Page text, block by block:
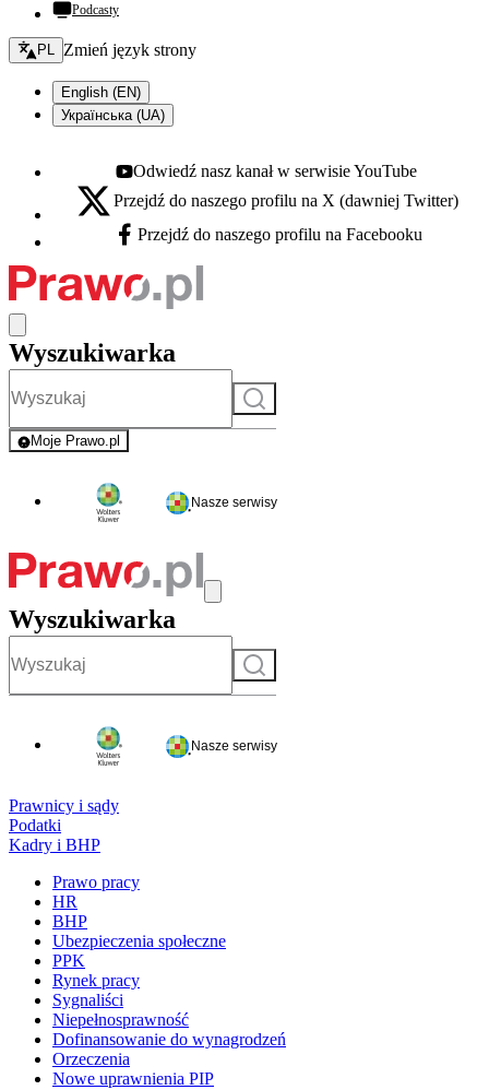
Podcasty
Zmień język - bieżący:
PL Zmień język strony
English (EN)
Українська (UA)
Youtube - otwiera się w nowej karcie
Odwiedź nasz kanał w serwisie YouTube
X - otwiera się w nowej karcie
Przejdź do naszego profilu na X (dawniej Twitter)
Facebook - otwiera się w nowej karcie
Przejdź do naszego profilu na Facebooku
Wyszukiwarka
Szukaj
Moje Prawo.pl
- rejestracja i logowanie do serwisu
Nasze serwisy
Wyszukiwarka
Szukaj
Nasze serwisy
Prawnicy i sądy
Podatki
Kadry i BHP
Prawo pracy
HR
BHP
Ubezpieczenia społeczne
PPK
Rynek pracy
Sygnaliści
Niepełnosprawność
Dofinansowanie do wynagrodzeń
Orzeczenia
Nowe uprawnienia PIP